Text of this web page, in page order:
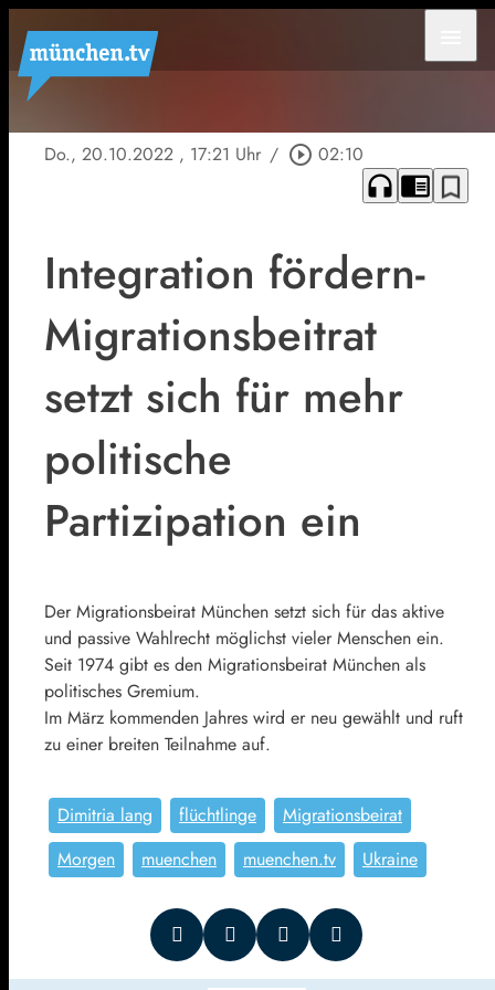
Do., 20.10.2022 , 17:21 Uhr / play_circle_outline 02:10
headphones chrome_reader_mode bookmark_border
Integration fördern-
Migrationsbeitrat
setzt sich für mehr
politische
Partizipation ein
Der Migrationsbeirat München setzt sich für das aktive
und passive Wahlrecht möglichst vieler Menschen ein.
Seit 1974 gibt es den Migrationsbeirat München als
politisches Gremium.
Im März kommenden Jahres wird er neu gewählt und ruft
zu einer breiten Teilnahme auf.
Dimitria lang flüchtlinge
Migrationsbeirat
Morgen
muenchen muenchen.tv Ukraine